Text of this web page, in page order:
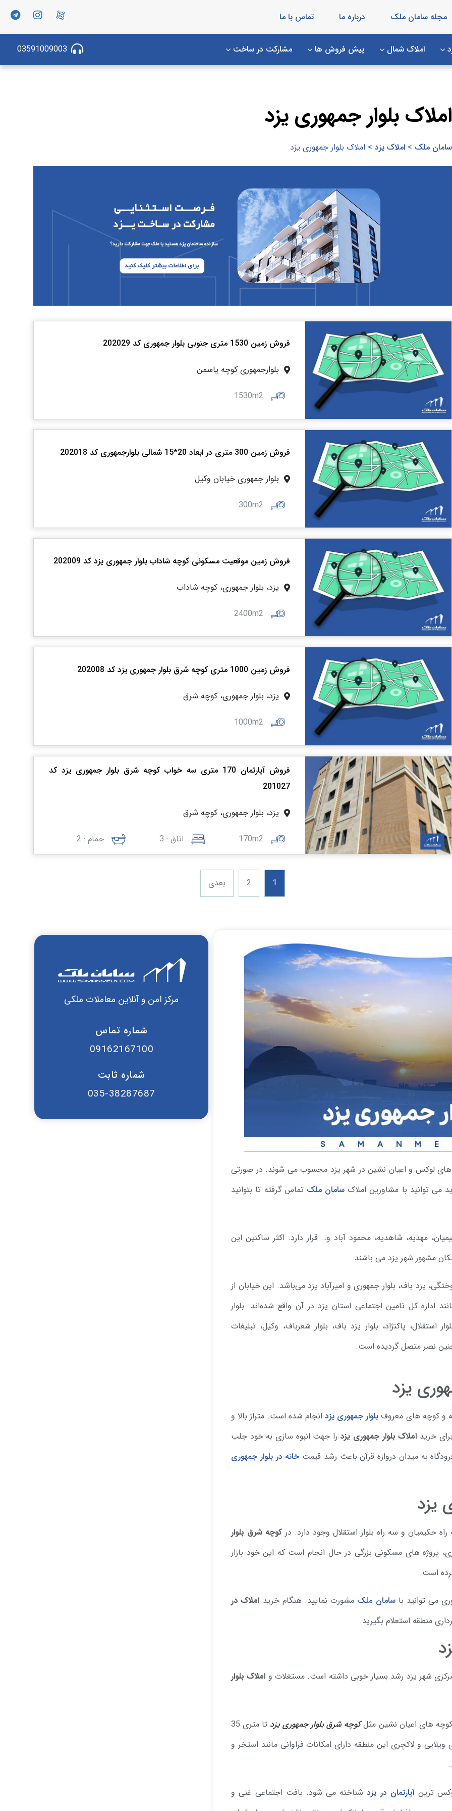
مجله سامان ملک درباره ما تماس با ما
املاک شمال پیش فروش ها مشارکت در ساخت 03591009003
املاک بلوار جمهوری یزد
سامان ملک >املاک یزد > املاک بلوار جمهوری یزد
فروش زمین 1530 متری جنوبی بلوار جمهوری کد 202029
بلوارجمهوری کوچه یاسمن
1530m2
فروش زمین 300 متری در ابعاد 20*15 شمالی بلوارجمهوری کد 202018
بلوار جمهوری خیابان وکیل
300m2
فروش زمین موقعیت مسکونی کوچه شاداب بلوار جمهوری یزد کد 202009
یزد، بلوار جمهوری، کوچه شاداب
2400m2
فروش زمین 1000 متری کوچه شرق بلوار جمهوری یزد کد 202008
یزد، بلوار جمهوری، کوچه شرق
1000m2
فروش آپارتمان 170 متری سه خواب کوچه شرق بلوار جمهوری یزد کد
201027
یزد، بلوار جمهوری، کوچه شرق
170m2 اتاق : 3 حمام : 2
1
2 بعدی
لوکس و اعیان نشین در شهر یزد محسوب می شوند. در صورتی
می توانید با مشاورین املاک سامان ملک تماس گرفته تا بتوانید
مهدیه، شاهدیه، محمود آباد و… قرار دارد. اکثر ساکنین این
مشهور شهر یزد می باشند.
یزد باف، بلوار جمهوری و امیرآباد یزد می‌باشد. این خیابان از
کل تامین اجتماعی استان یزد در آن واقع شده‌اند. بلوار
پاکنژاد، بلوار یزد باف، بلوار شعرباف، وکیل، تبلیغات
نصر متصل گردیده است.
یزد
و کوچه های معروف بلوار جمهوری یزدانجام شده است. متراژ بالا و
خرید املاک بلوار جمهوری یزدرا جهت انبوه سازی به خود جلب
به میدان دروازه قرآن باعث رشد قیمت خانه در بلوار جمهوری
یزد
حکیمیان و سه راه بلوار استقلال وجود دارد. در کوچه شرق بلوار
پروژه های مسکونی بزرگی در حال انجام است که این خود بازار
است.
می توانید باسامان ملک مشورت نمایید. هنگام خرید املاک در
منطقه استعلام بگیرید.
شهر یزد رشد بسیار خوبی داشته است. مستغلات و املاک بلوار
های اعیان نشین مثلکوچه شرق بلوار جمهوری یزد
تا متری 35
و لاکچری این منطقه دارای امکانات فراوانی مانند استخر و
ترینآپارتمان در یزدشناخته می شود. بافت اجتماعی غنی و
مرکز امن و آنلاین معاملات ملکی
شماره تماس
09162167100
شماره ثابت
035-38287687